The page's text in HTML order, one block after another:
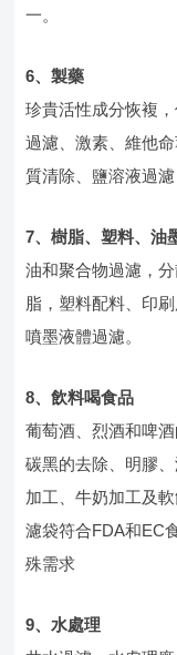
一。
6、製藥
珍貴活性成分恢複
過濾、激素、維他
質清除、鹽溶液過濾
7、樹脂、塑料、油
油和聚合物過濾，
脂，塑料配料、印
噴墨液體過濾。
8、飲料喝食品
葡萄酒、烈酒和啤
碳黑的去除、明膠
加工、牛奶加工及
濾袋符合FDA和EC
殊需求
9、水處理